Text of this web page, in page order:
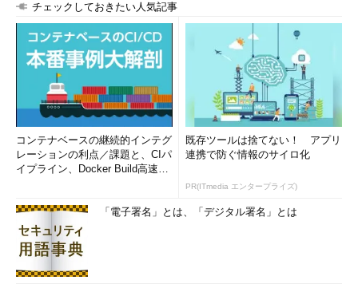
チェックしておきたい人気記事
コンテナベースの継続的インテグ
レーションの利点／課題と、CIパ
イプライン、Docker Build高速化
既存ツールは捨てない！ アプリ
連携で防ぐ情報のサイロ化
PR(ITmedia エンタープライズ)
「電子署名」とは、「デジタル署名」とは